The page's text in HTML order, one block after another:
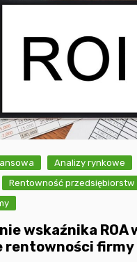
Analizy rynkowe
Rentowność przedsiębiorstw
wskaźnika ROA
rentowności firmy